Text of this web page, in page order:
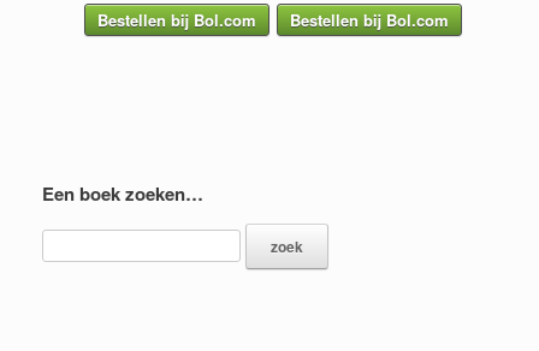
Bestellen bij Bol.com Bestellen bij Bol.com
Een boek zoeken…